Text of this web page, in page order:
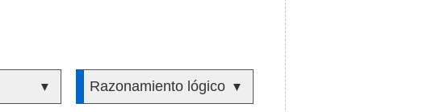
▼ Razonamiento lógico ▼